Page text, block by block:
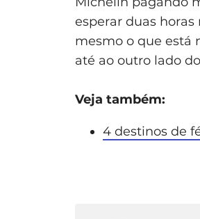
esperar duas
mesmo o que está
até ao outro lado
Veja também:
4 destinos de